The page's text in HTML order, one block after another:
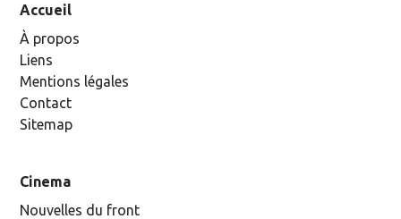
Accueil
À propos
Liens
Mentions légales
Contact
Sitemap
Cinema
Nouvelles du front